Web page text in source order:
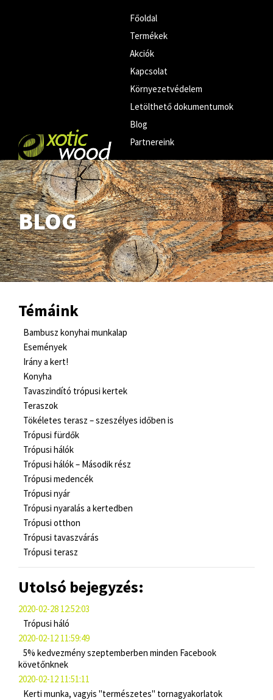
Főoldal
Termékek
Akciók
Kapcsolat
Környezetvédelem
Letölthető dokumentumok
Blog
Partnereink
BLOG
Témáink
Bambusz konyhai munkalap
Események
Irány a kert!
Konyha
Tavaszindító trópusi kertek
Teraszok
Tökéletes terasz – szeszélyes időben is
Trópusi fürdők
Trópusi hálók
Trópusi hálók – Második rész
Trópusi medencék
Trópusi nyár
Trópusi nyaralás a kertedben
Trópusi otthon
Trópusi tavaszvárás
Trópusi terasz
Utolsó bejegyzés:
2020-02-28 12:52:03
Trópusi háló
2020-02-12 11:59:49
5% kedvezmény szeptemberben minden Facebook
követőnknek
2020-02-12 11:51:11
Kerti munka, vagyis "természetes" tornagyakorlatok